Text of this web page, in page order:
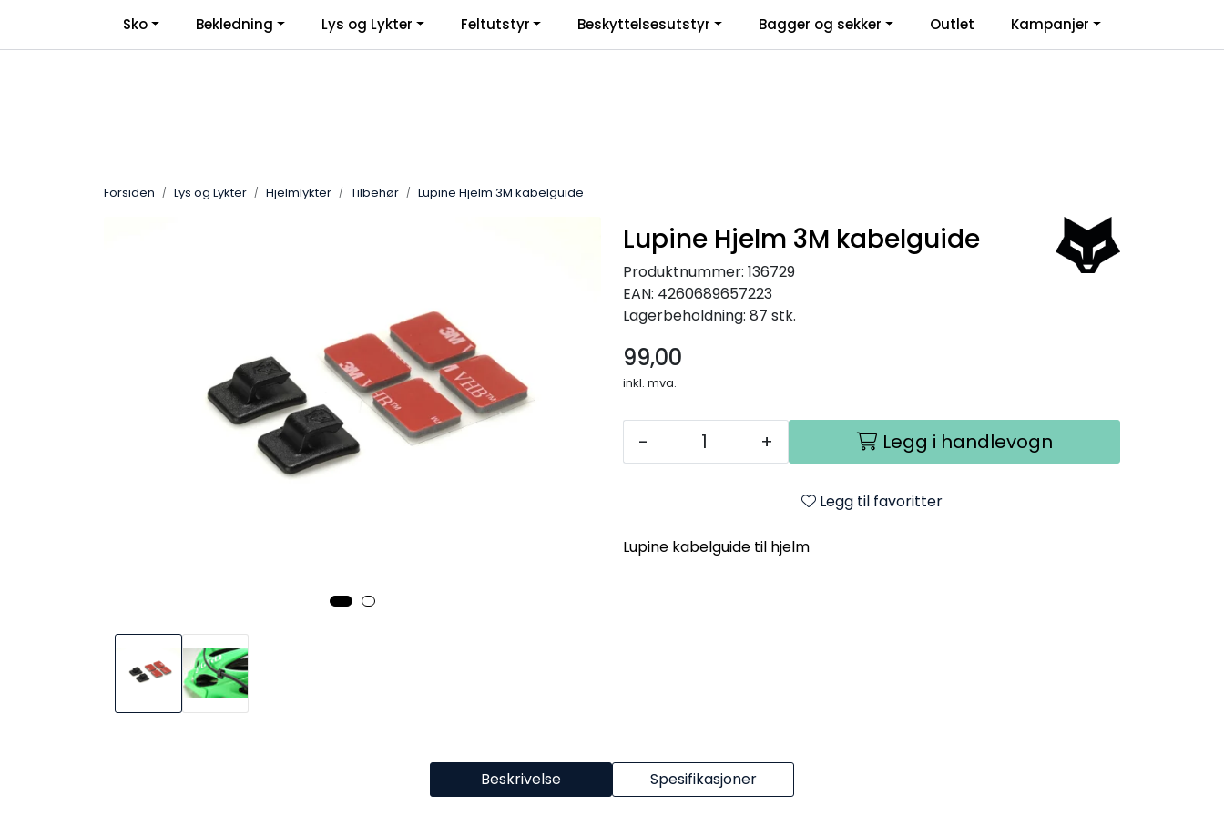
Infosenter Favoritter Logg inn
Sko Bekledning Lys og Lykter Feltutstyr Beskyttelsesutstyr Bagger og sekker Outlet Kampanjer
Forsiden Lys og Lykter Hjelmlykter Tilbehør Lupine Hjelm 3M kabelguide
Lupine Hjelm 3M kabelguide
Produktnummer: 136729
EAN: 4260689657223
Lagerbeholdning: 87 stk.
99,00
inkl. mva.
- + Legg i handlevogn
Legg til favoritter
Lupine kabelguide til hjelm
Beskrivelse Spesifikasjoner